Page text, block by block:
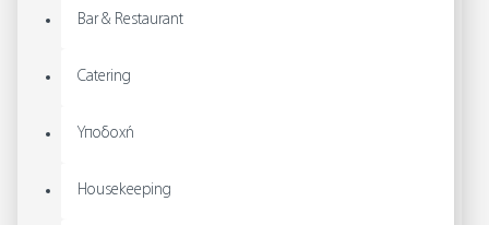
Bar & Restaurant
Catering
Υποδοχή
Housekeeping